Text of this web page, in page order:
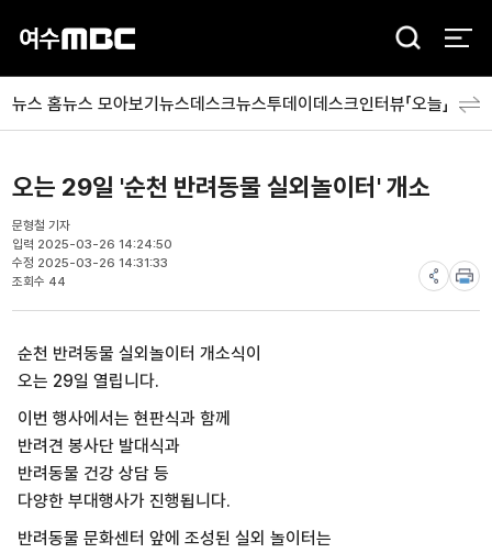
검
뉴스 홈뉴스 모아보기뉴스데스크뉴스투데이데스크인터뷰「오늘」 분야
오는 29일 '순천 반려동물 실외놀이터' 개소
문형철 기자
입력 2025-03-26 14:24:50
수정 2025-03-26 14:31:33
조회수 44
순천 반려동물 실외놀이터 개소식이
오는 29일 열립니다.
이번 행사에서는 현판식과 함께
반려견 봉사단 발대식과
반려동물 건강 상담 등
다양한 부대행사가 진행됩니다.
반려동물 문화센터 앞에 조성된 실외 놀이터는